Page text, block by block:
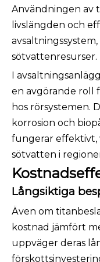
Användningen av
livslängden och
sötvattenresurser.
I
en avgörande
hos rörsystemen.
korrosion och
fungerar effektivt,
sötvatten i
Långsiktiga
Även om
kostnad jämfört
uppväger deras